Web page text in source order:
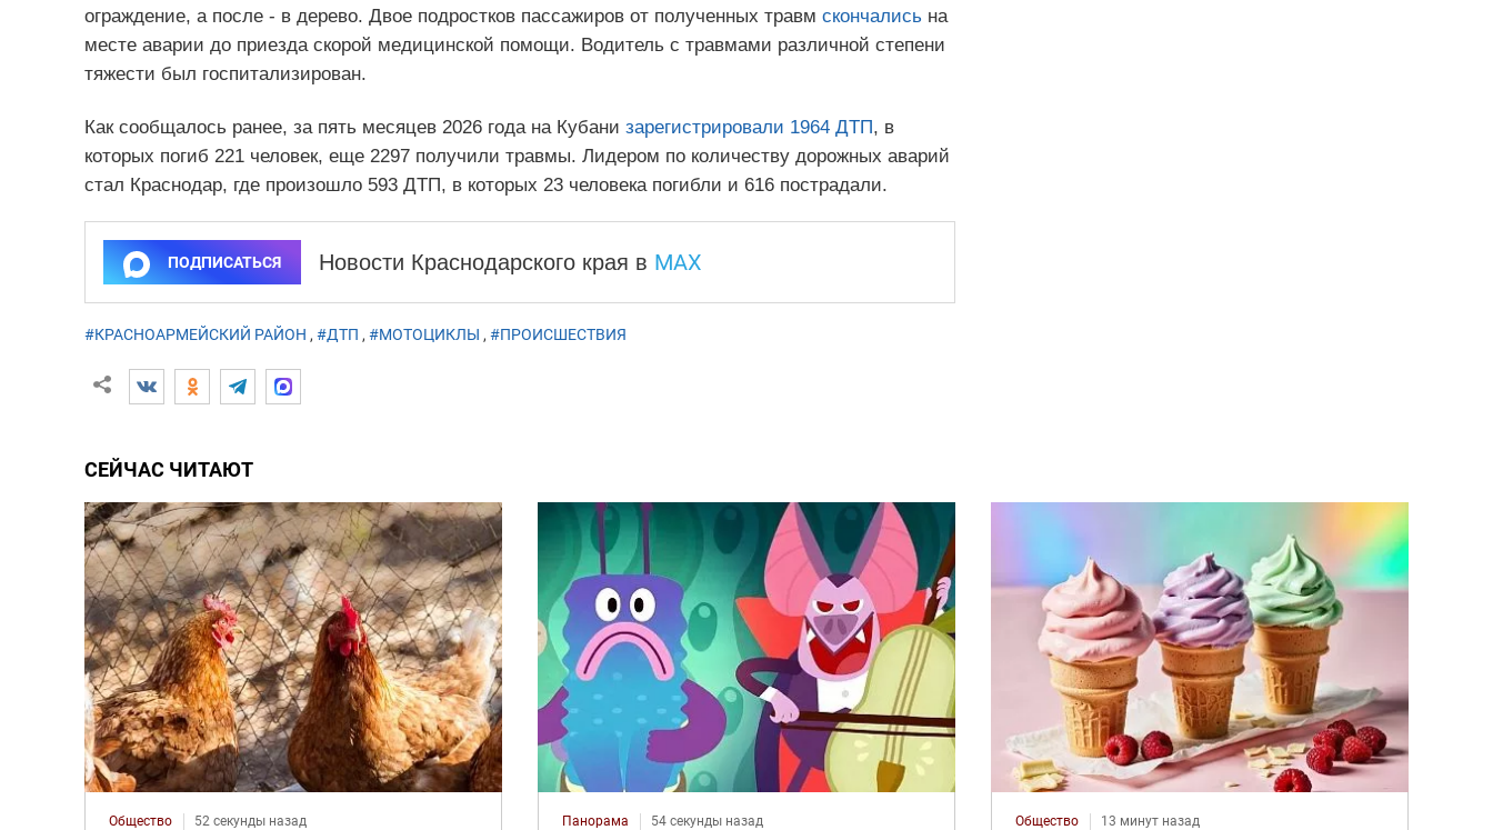
ограждение, а после - в дерево. Двое подростков пассажиров от полученных травм скончалисьна
месте аварии до приезда скорой медицинской помощи. Водитель с травмами различной степени
тяжести был госпитализирован.
Как сообщалось ранее, за пять месяцев 2026 года на Кубани зарегистрировали 1964 ДТП, в
которых погиб 221 человек, еще 2297 получили травмы. Лидером по количеству дорожных аварий
стал Краснодар, где произошло 593 ДТП, в которых 23 человека погибли и 616 пострадали.
ПОДПИСАТЬСЯ Новости Краснодарского края в MAX
#КРАСНОАРМЕЙСКИЙ РАЙОН , #ДТП , #МОТОЦИКЛЫ , #ПРОИСШЕСТВИЯ
СЕЙЧАС ЧИТАЮТ
Общество 52 секунды назад Панорама 54 секунды назад Общество 13 минут назад